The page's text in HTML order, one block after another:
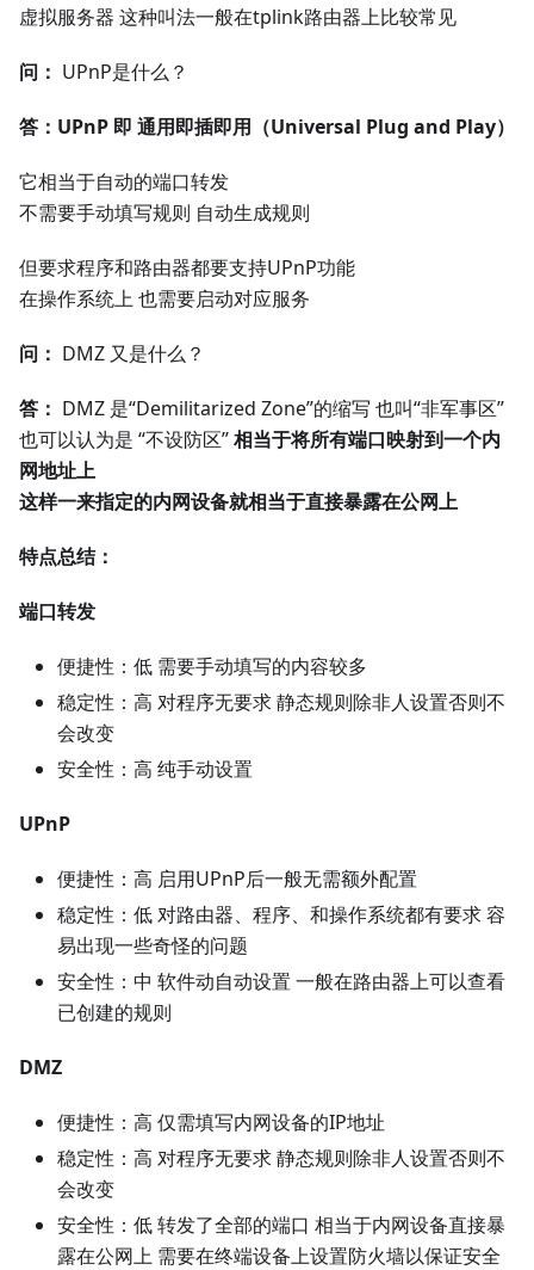
虚拟服务器 这种叫法一般在tplink路由器上比较常见
问： UPnP是什么？
答：UPnP 即 通用即插即用（Universal Plug and Play）
它相当于自动的端口转发
不需要手动填写规则 自动生成规则
但要求程序和路由器都要支持UPnP功能
在操作系统上 也需要启动对应服务
问： DMZ 又是什么？
答： DMZ 是“Demilitarized Zone”的缩写 也叫“非军事区”
也可以认为是 “不设防区”相当于将所有端口映射到一个内
网地址上
这样一来指定的内网设备就相当于直接暴露在公网上
特点总结：
端口转发
便捷性：低 需要手动填写的内容较多
稳定性：高 对程序无要求 静态规则除非人设置否则不
会改变
安全性：高 纯手动设置
UPnP
便捷性：高 启用UPnP后一般无需额外配置
稳定性：低 对路由器、程序、和操作系统都有要求 容
易出现一些奇怪的问题
安全性：中 软件动自动设置 一般在路由器上可以查看
已创建的规则
DMZ
便捷性：高 仅需填写内网设备的IP地址
稳定性：高 对程序无要求 静态规则除非人设置否则不
会改变
安全性：低 转发了全部的端口 相当于内网设备直接暴
露在公网上 需要在终端设备上设置防火墙以保证安全